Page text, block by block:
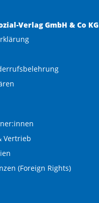
Verlag GmbH & Co KG
Vertrieb
(Foreign Rights)